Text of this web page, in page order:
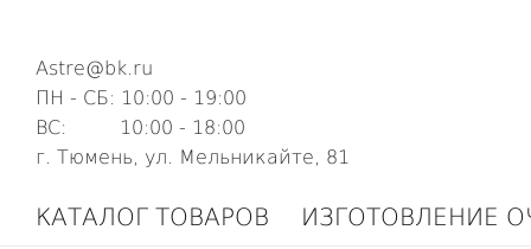
Astre@bk.ru
ПН - СБ: 10:00 - 19:00
ВС: 10:00 - 18:00
г. Тюмень, ул. Мельникайте, 81
КАТАЛОГ ТОВАРОВ ИЗГОТОВЛЕНИЕ